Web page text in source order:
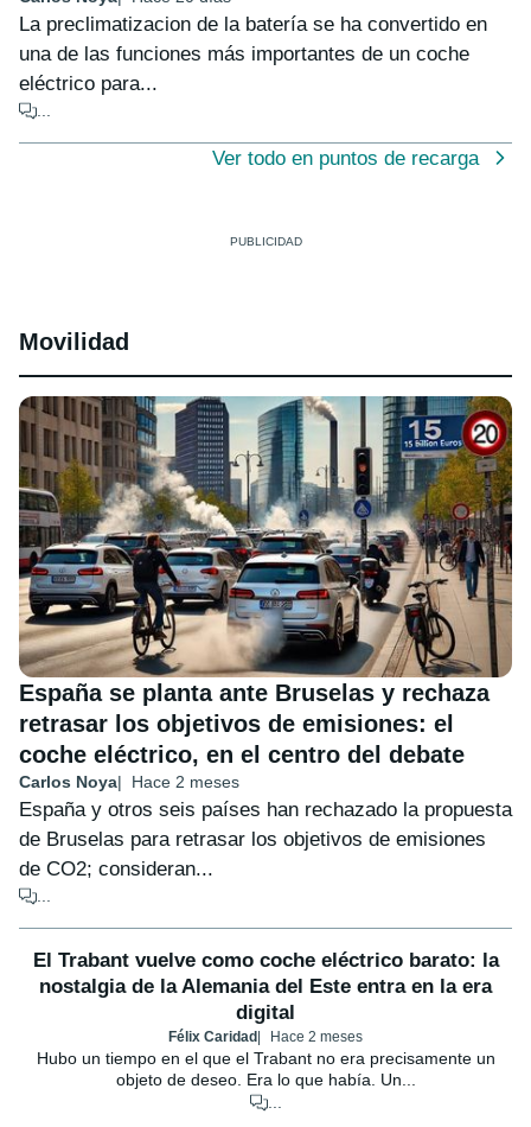
La preclimatizacion de la batería se ha convertido en
una de las funciones más importantes de un coche
eléctrico para...
Ver todo en puntos de recarga
Movilidad
España se planta ante Bruselas y rechaza
retrasar los objetivos de emisiones: el
coche eléctrico, en el centro del debate
Carlos Noya Hace 2 meses
España y otros seis países han rechazado la propuesta
de Bruselas para retrasar los objetivos de emisiones
de CO2; consideran...
El Trabant vuelve como coche eléctrico barato: la
nostalgia de la Alemania del Este entra en la era
digital
Félix Caridad Hace 2 meses
Hubo un tiempo en el que el Trabant no era precisamente un
objeto de deseo. Era lo que había. Un...
...